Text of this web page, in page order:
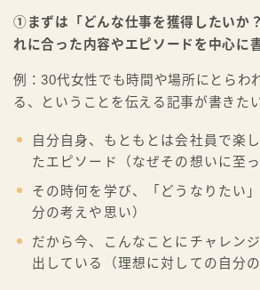
①まずは「どんな仕事を獲得したいか
れに合った内容やエピソードを中心に
例：30代女性でも時間や場所にとらわ
る、ということを伝える記事が書きた
自分自身、もともとは会社員で楽
たエピソード（なぜその想いに至
その時何を学び、「どうなりたい
分の考えや思い）
だから今、こんなことにチャレン
出している（理想に対しての自分